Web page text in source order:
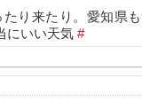
り来たり。愛知県
にいい天気 #